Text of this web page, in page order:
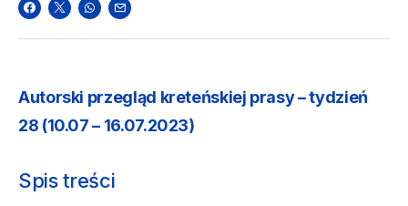
Autorski przegląd kreteńskiej prasy – tydzień
28 (10.07 – 16.07.2023)
Spis treści